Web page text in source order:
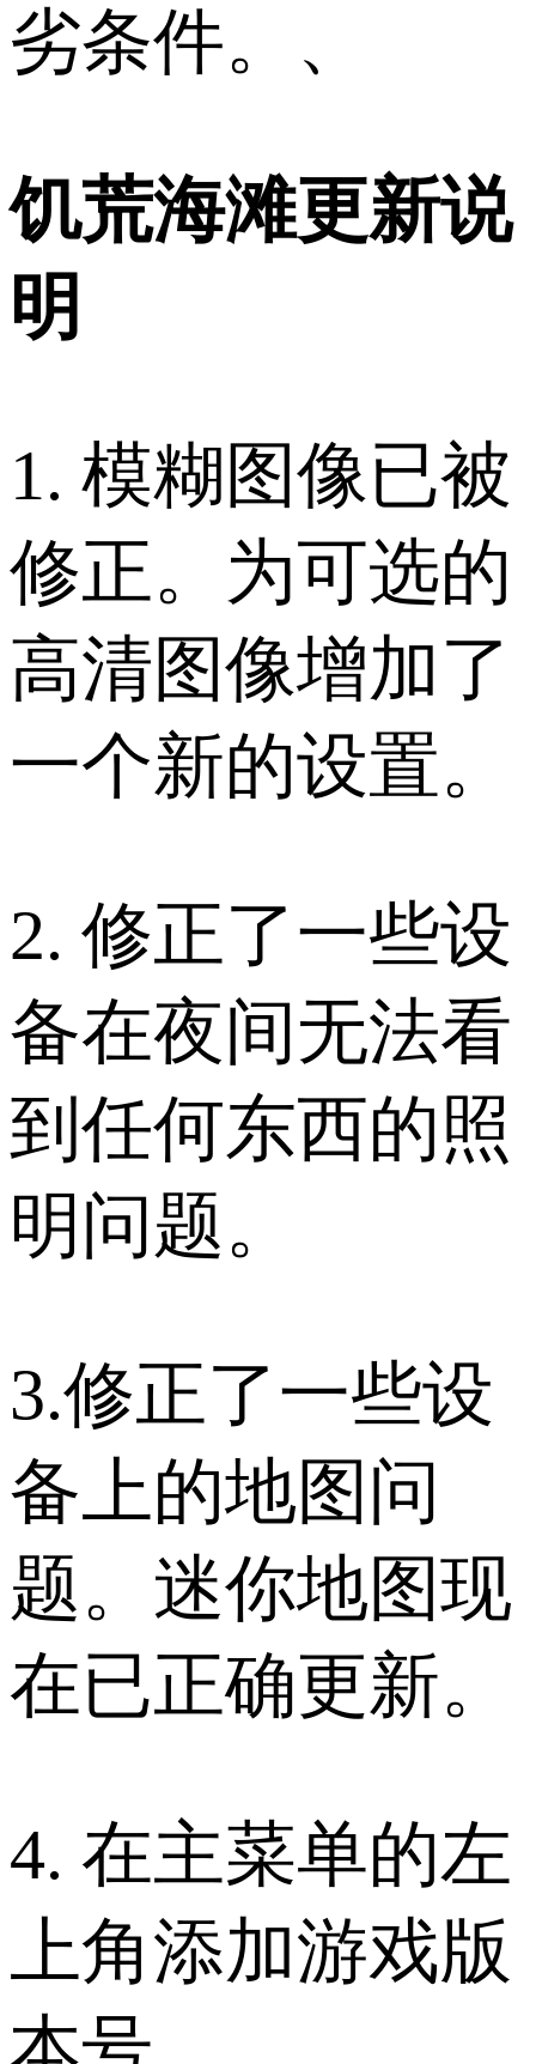
劣条件。、
饥荒海滩更新说
明
1. 模糊图像已被
修正。为可选的
高清图像增加了
一个新的设置。
2. 修正了一些设
备在夜间无法看
到任何东西的照
明问题。
3.修正了一些设
备上的地图问
题。迷你地图现
在已正确更新。
4. 在主菜单的左
上角添加游戏版
本号。